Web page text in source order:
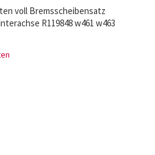
voll Bremsscheibensatz
R119848 w461 w463